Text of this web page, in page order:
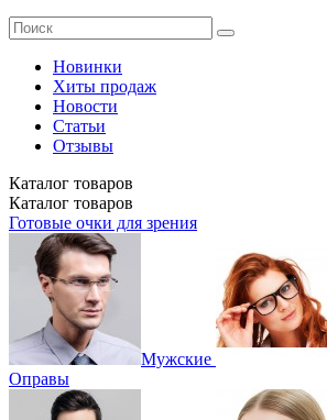
Новинки
Хиты продаж
Новости
Статьи
Отзывы
Каталог товаров
Каталог товаров
Готовые очки для зрения
Мужские
Оправы